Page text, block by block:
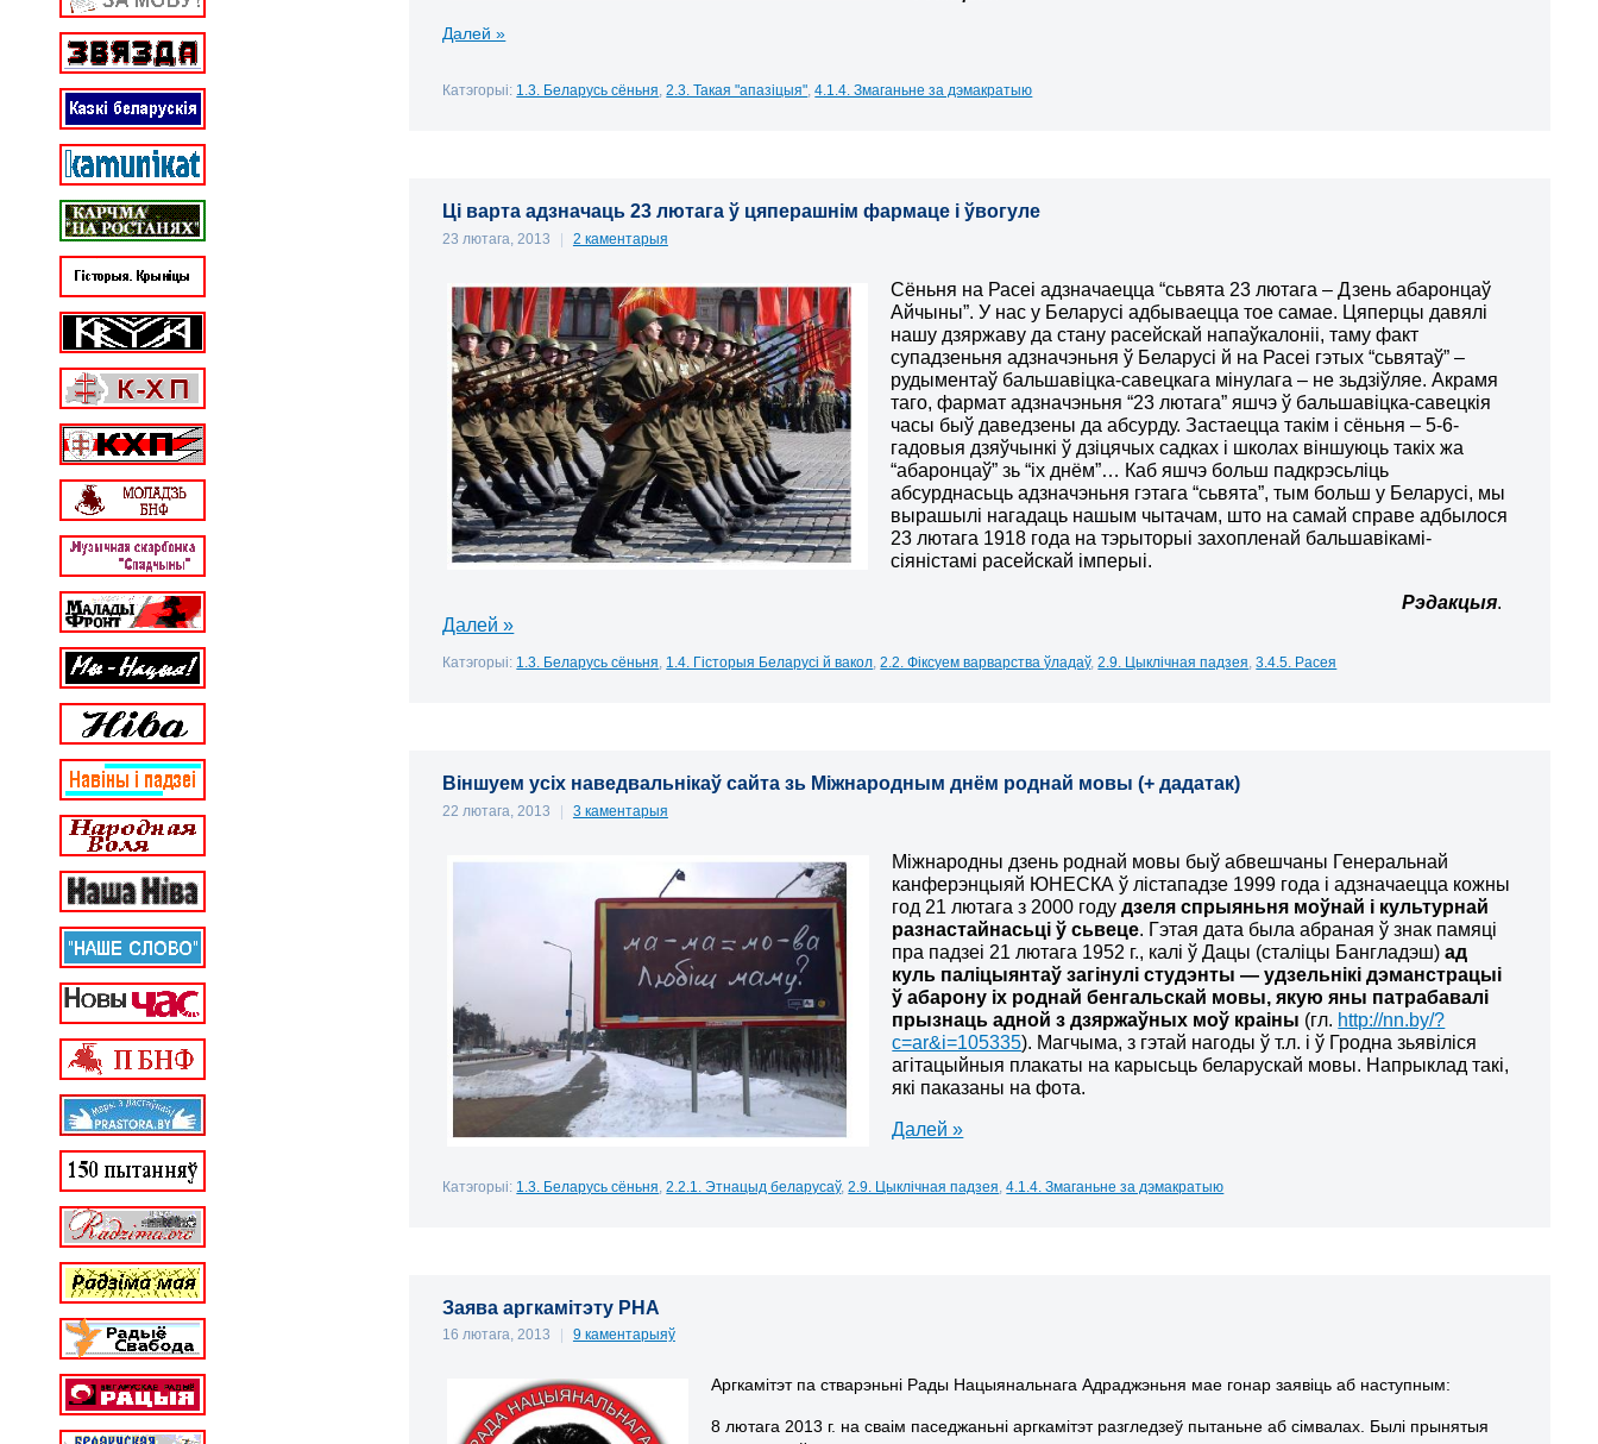
Далей »
Катэгорыі: 1.3. Беларусь сёньня ,2.3. Такая "апазіцыя" ,4.1.4. Змаганьне за дэмакратыю
Ці варта адзначаць 23 лютага ў цяперашнім фармаце і ўвогуле
23 лютага, 2013 | 2 каментарыя
Сёньня на Расеі адзначаецца “сьвята 23 лютага – Дзень абаронцаў
Айчыны”. У нас у Беларусі адбываецца тое самае. Цяперцы давялі
нашу дзяржаву да стану расейскай напаўкалоніі, таму факт
супадзеньня адзначэньня ў Беларусі й на Расеі гэтых “сьвятаў” –
рудыментаў бальшавіцка-савецкага мінулага – не зьдзіўляе. Акрамя
таго, фармат адзначэньня “23 лютага” яшчэ ў бальшавіцка-савецкія
часы быў даведзены да абсурду. Застаецца такім і сёньня – 5-6-
гадовыя дзяўчынкі ў дзіцячых садках і школах віншуюць такіх жа
“абаронцаў” зь “іх днём”… Каб яшчэ больш падкрэсьліць
абсурднасьць адзначэньня гэтага “сьвята”, тым больш у Беларусі, мы
вырашылі нагадаць нашым чытачам, што на самай справе адбылося
23 лютага 1918 года на тэрыторыі захопленай бальшавікамі-
сіяністамі расейскай імперыі.
Рэдакцыя.
Далей »
Катэгорыі: 1.3. Беларусь сёньня 1.4. Гісторыя Беларусі й вакол ,2.2. Фіксуем варварства ўладаў,2.9. Цыклічная падзея ,3.4.5. Расея
Віншуем усіх наведвальнікаў сайта зь Міжнародным днём роднай мовы (+ дадатак)
22 лютага, 2013 | 3 каментарыя
Міжнародны дзень роднай мовы быў абвешчаны Генеральнай
канферэнцыяй ЮНЕСКА ў лістападзе 1999 года і адзначаецца кожны
год 21 лютага з 2000 годудзеля спрыяньня моўнай і культурнай
разнастайнасьці ў сьвеце. Гэтая дата была абраная ў знак памяці
пра падзеі 21 лютага 1952 г., калі ў Дацы (сталіцы Бангладэш)ад
куль паліцыянтаў загінулі студэнты — удзельнікі дэманстрацыі
ў абарону іх роднай бенгальскай мовы, якую яны патрабавалі
прызнаць адной з дзяржаўных моў краіны (гл. http://nn.by/?
c=ar&i=105335). Магчыма, з гэтай нагоды ў т.л. і ў Гродна зьявіліся
агітацыйныя плакаты на карысьць беларускай мовы. Напрыклад такі,
які паказаны на фота.
Далей »
Катэгорыі: 1.3. Беларусь сёньня ,2.2.1. Этнацыд беларусаў,2.9. Цыклічная падзея ,4.1.4. Змаганьне за дэмакратыю
Заява аргкамітэту РНА
16 лютага, 2013 9 каментарыяў
Аргкамітэт па стварэньні Рады Нацыянальнага Адраджэньня мае гонар заявіць аб наступным:
8 лютага 2013 г. на сваім паседжаньні аргкамітэт разгледзеў пытаньне аб сімвалах. Былі прынятыя